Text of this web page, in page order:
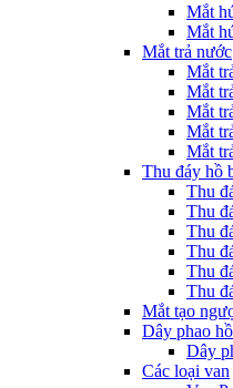
Mắt
Mắt
Mắt trả nước
Mắt
Mắt
Mắt
Mắt
Mắt
Thu đáy hồ
Thu
Thu
Thu
Thu
Thu
Thu
Mắt tạo
Dây phao
Dây
Các loại van